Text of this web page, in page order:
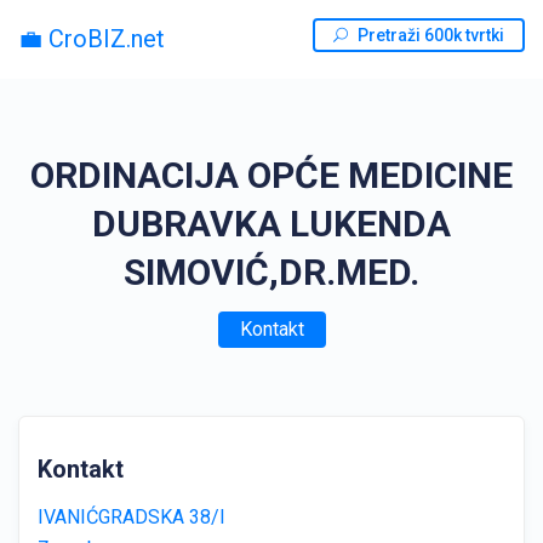
💼 CroBIZ.net Pretraži 600k tvrtki
ORDINACIJA OPĆE MEDICINE
DUBRAVKA LUKENDA
SIMOVIĆ,DR.MED.
Kontakt
Kontakt
IVANIĆGRADSKA 38/I